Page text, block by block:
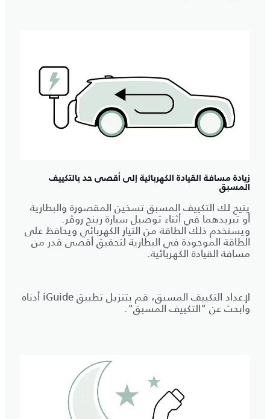
زيادة مسافة القيادة الكهربائية إلى أقصى حد بالتكييف
المسبق
يتيح لك التكييف المسبق تسخين المقصورة والبطارية
أو تبريدهما في أثناء توصيل سيارة رينج روڤر.
ويستخدم ذلك الطاقة من التيار الكهربائي ويحافظ على
الطاقة الموجودة في البطارية لتحقيق أقصى قدر من
مسافة القيادة الكهربائية.
لإعداد التكييف المسبق، قم بتنزيل تطبيق iGuide أدناه
وابحث عن "التكييف المسبق".